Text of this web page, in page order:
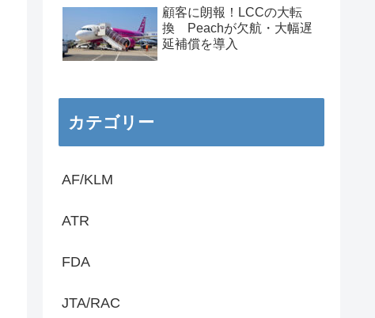
顧客に朗報！LCCの大転
換 Peachが欠航・大幅遅
延補償を導入
カテゴリー
AF/KLM
ATR
FDA
JTA/RAC